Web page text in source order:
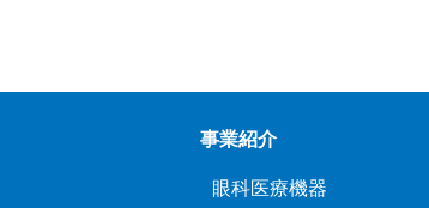
事業紹介
眼科医療機器